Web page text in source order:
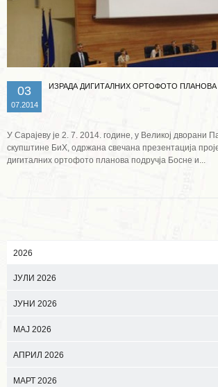
03
07.2014
ИЗРАДА ДИГИТАЛНИХ ОРТОФОТО ПЛАНОВА
У Сарајеву је 2. 7. 2014. године, у Великој дворани
скупштине БиХ, одржана свечана презентација
дигиталних ортофото планова подручја Босне и...
2026
ЈУЛИ 2026
ЈУНИ 2026
МАЈ 2026
АПРИЛ 2026
МАРТ 2026